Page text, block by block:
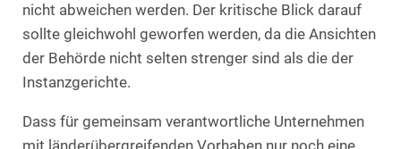
nicht abweichen werden. Der kritische Blick darauf
sollte gleichwohl geworfen werden, da die Ansichten
der Behörde nicht selten strenger sind als die der
Instanzgerichte.
Dass für gemeinsam verantwortliche Unternehmen